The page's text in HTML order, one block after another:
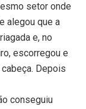
setor onde
alegou que a
e, no
escorregou e
Depois
conseguiu